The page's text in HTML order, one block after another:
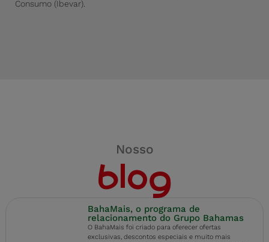
Consumo (Ibevar).
Nosso
blog
BahaMais, o programa de
relacionamento do Grupo Bahamas
O BahaMais foi criado para oferecer ofertas
exclusivas, descontos especiais e muito mais